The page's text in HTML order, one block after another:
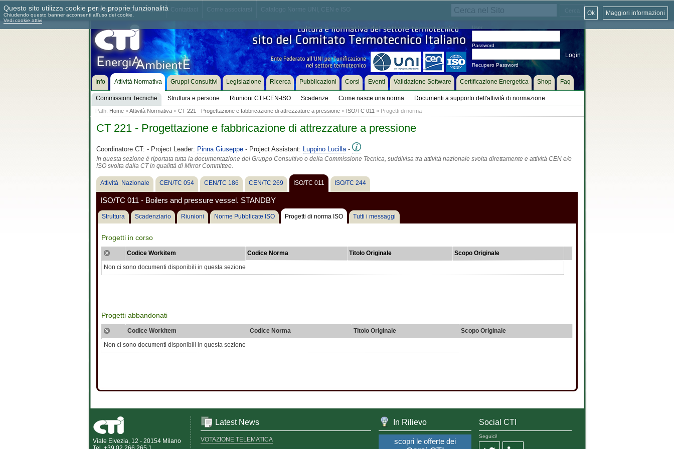
Chi siamo Dove siamo
Password
Recupero Password
Info Attività Normativa
Commissioni Tecniche Struttura e persone Riunioni CTI-CEN-ISO Scadenze Come nasce una norma Documenti a supporto dell'attività di normazione
Gruppi Consultivi Legislazione Ricerca Pubblicazioni Corsi Eventi Validazione Software Certificazione Energetica Shop Faq
Path: Home»Attività Normativa» CT 221 - Progettazione e fabbricazione di attrezzature a pressione» ISO/TC 011 » Progetti di norma
CT 221 - Progettazione e fabbricazione di attrezzature a pressione
Coordinatore CT: - Project Leader: Pinna Giuseppe- Project Assistant: Luppino Lucilla-
In questa sezione è riportata tutta la documentazione del Gruppo Consultivo o della Commissione Tecnica, suddivisa tra attività nazionale svolta direttamente e attività CEN e/o
ISO svolta dalla CT in qualittà di Mirror Committee.
Attività Nazionale CEN/TC 054 CEN/TC 186 CEN/TC 269 ISO/TC 011 ISO/TC 244
ISO/TC 011 - Boilers and pressure vessel. STANDBY
Struttura Scadenziario Riunioni Norme Pubblicate ISO Progetti di norma ISO Tutti i messaggi
Progetti in corso
Codice Workitem Codice Norma Titolo Originale
Scopo Originale
Non ci sono documenti disponibili in questa sezione
Progetti abbandonati
Codice Workitem Codice Norma Titolo Originale
Scopo Originale
Non ci sono documenti disponibili in questa sezione
Viale Elvezia, 12 - 20154 Milano
Latest News
VOTAZIONE TELEMATICA
In Rilievo
scopri le offerte dei
Social CTI
Seguici!
Questo sito utilizza cookie per le proprie funzionalità
Chiudendo questo banner acconsenti all'uso dei cookie.
Vedi cookie attivi
Maggiori informazioni
Ok